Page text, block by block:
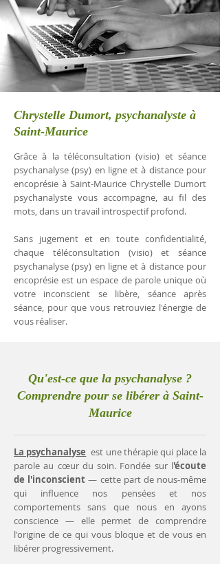
Chrystelle Dumort, psychanalyste à
Saint-Maurice
Grâce à la téléconsultation (visio) et séance
psychanalyse (psy) en ligne et à distance pour
encoprésie à Saint-Maurice Chrystelle Dumort
psychanalyste vous accompagne, au fil des
mots, dans un travail introspectif profond.
Sans jugement et en toute confidentialité,
chaque téléconsultation (visio) et séance
psychanalyse (psy) en ligne et à distance pour
encoprésie est un espace de parole unique où
votre inconscient se libère, séance après
séance, pour que vous retrouviez l'énergie de
vous réaliser.
Qu'est-ce que la psychanalyse ?
Comprendre pour se libérer à Saint-
Maurice
La psychanalyse est une thérapie qui place la
parole au cœur du soin. Fondée sur l'écoute
de l'inconscient— cette part de nous-même
qui influence nos pensées et nos
comportements sans que nous en ayons
conscience — elle permet de comprendre
l'origine de ce qui vous bloque et de vous en
libérer progressivement.